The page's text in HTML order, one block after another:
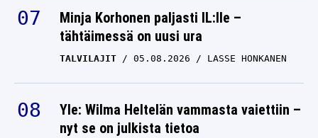
Minja Korhonen paljasti IL:lle –
tähtäimessä on uusi ura
TALVILAJIT 05.08.2026 LASSE HONKANEN
Yle: Wilma Heltelän vammasta vaiettiin –
nyt se on julkista tietoa